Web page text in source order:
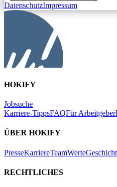
DatenschutzImpressum
HOKIFY
Jobsuche
Karriere-TippsFAQFür Arbeitgeber
ÜBER HOKIFY
PresseKarriereTeamWerte
RECHTLICHES